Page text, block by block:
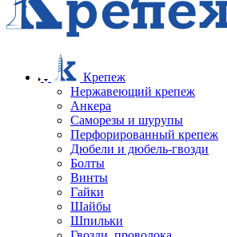
Крепеж
Нержавеющий крепеж
Анкера
Саморезы и шурупы
Перфорированный крепеж
Дюбели и дюбель-гвозди
Болты
Винты
Гайки
Шайбы
Шпильки